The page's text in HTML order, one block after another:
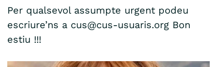
Per qualsevol assumpte urgent podeu
escriure’ns a cus@cus-usuaris.org Bon
estiu !!!